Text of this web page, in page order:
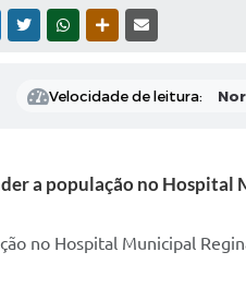
MESSENGER
TWITTERWHATSAPPOUTRAS MÍDIAS
Velocidade de leitura:
a população no Hospital
no Hospital Municipal